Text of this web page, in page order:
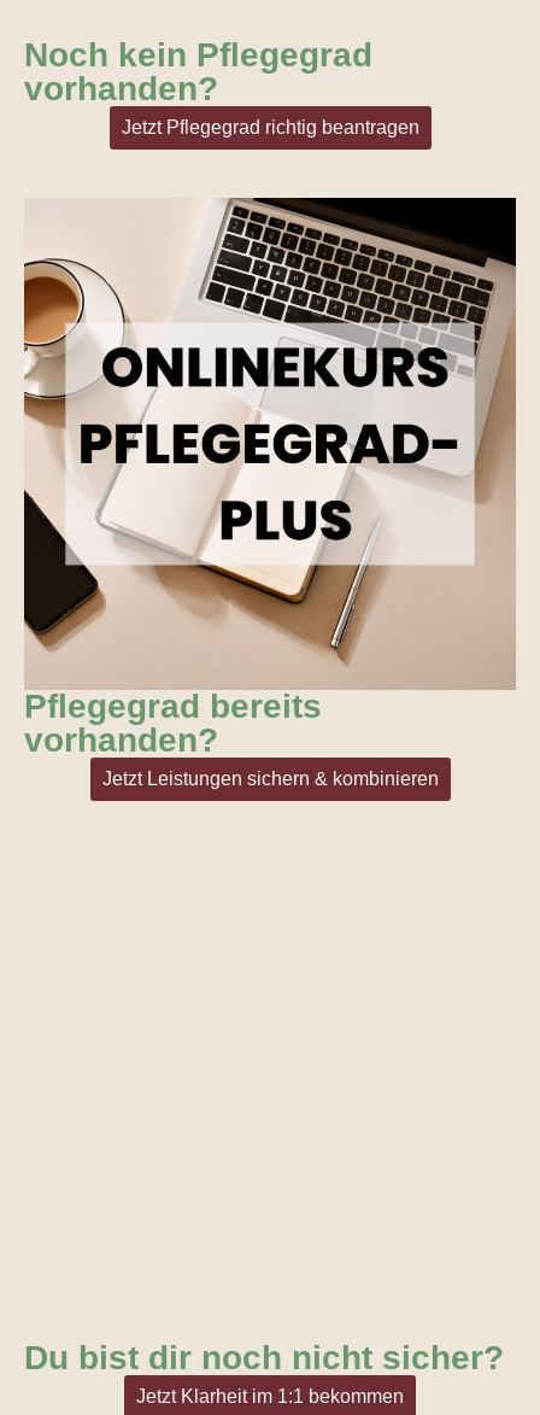
Noch kein Pflegegrad
vorhanden?
Jetzt Pflegegrad richtig beantragen
Pflegegrad bereits
vorhanden?
Jetzt Leistungen sichern & kombinieren
Du bist dir noch nicht sicher?
Jetzt Klarheit im 1:1 bekommen